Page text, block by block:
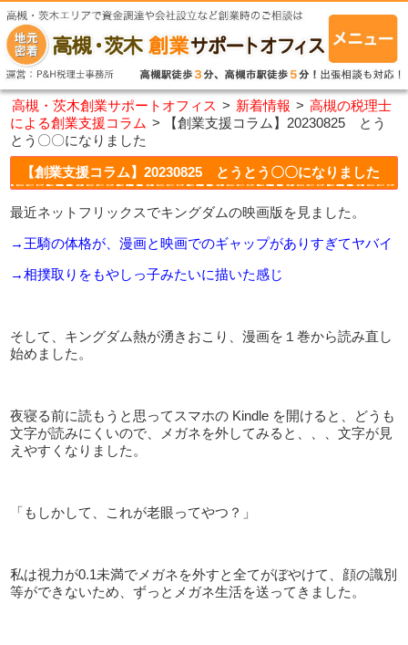
高槻・茨木創業サポートオフィス > 新着情報 > 高槻の税理士
による創業支援コラム >
【創業支援コラム】20230825 とう
とう〇〇になりました
【創業支援コラム】20230825 とうとう〇〇になりました
最近ネットフリックスでキングダムの映画版を見ました。
→王騎の体格が、漫画と映画でのギャップがありすぎてヤバイ
→相撲取りをもやしっ子みたいに描いた感じ
そして、キングダム熱が湧きおこり、漫画を１巻から読み直し
始めました。
夜寝る前に読もうと思ってスマホの Kindle を開けると、どうも
文字が読みにくいので、メガネを外してみると、、、文字が見
えやすくなりました。
「もしかして、これが老眼ってやつ？」
私は視力が0.1未満でメガネを外すと全てがぼやけて、顔の識別
等ができないため、ずっとメガネ生活を送ってきました。